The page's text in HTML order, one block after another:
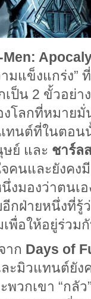
Men:
มแข็งแกร่ง”
ป็น 2 ขั้วอย่า
โลกที่หมายมั่
ทนต์ที่ในตอน
ษย์ และ ชาร์ล
นและยังคงมี
มองว่าตนเอ
กฝ่ายหนึ่งที่รู้
พื่อให้อยู่ร่วม
าก Days of
มิวแทนต์ยัง
วกเขา “กลัว